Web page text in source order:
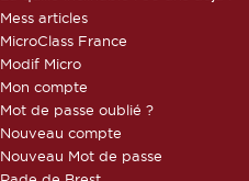
Mess articles
MicroClass France
Modif Micro
Mon compte
Mot de passe oublié ?
Nouveau compte
Nouveau Mot de passe